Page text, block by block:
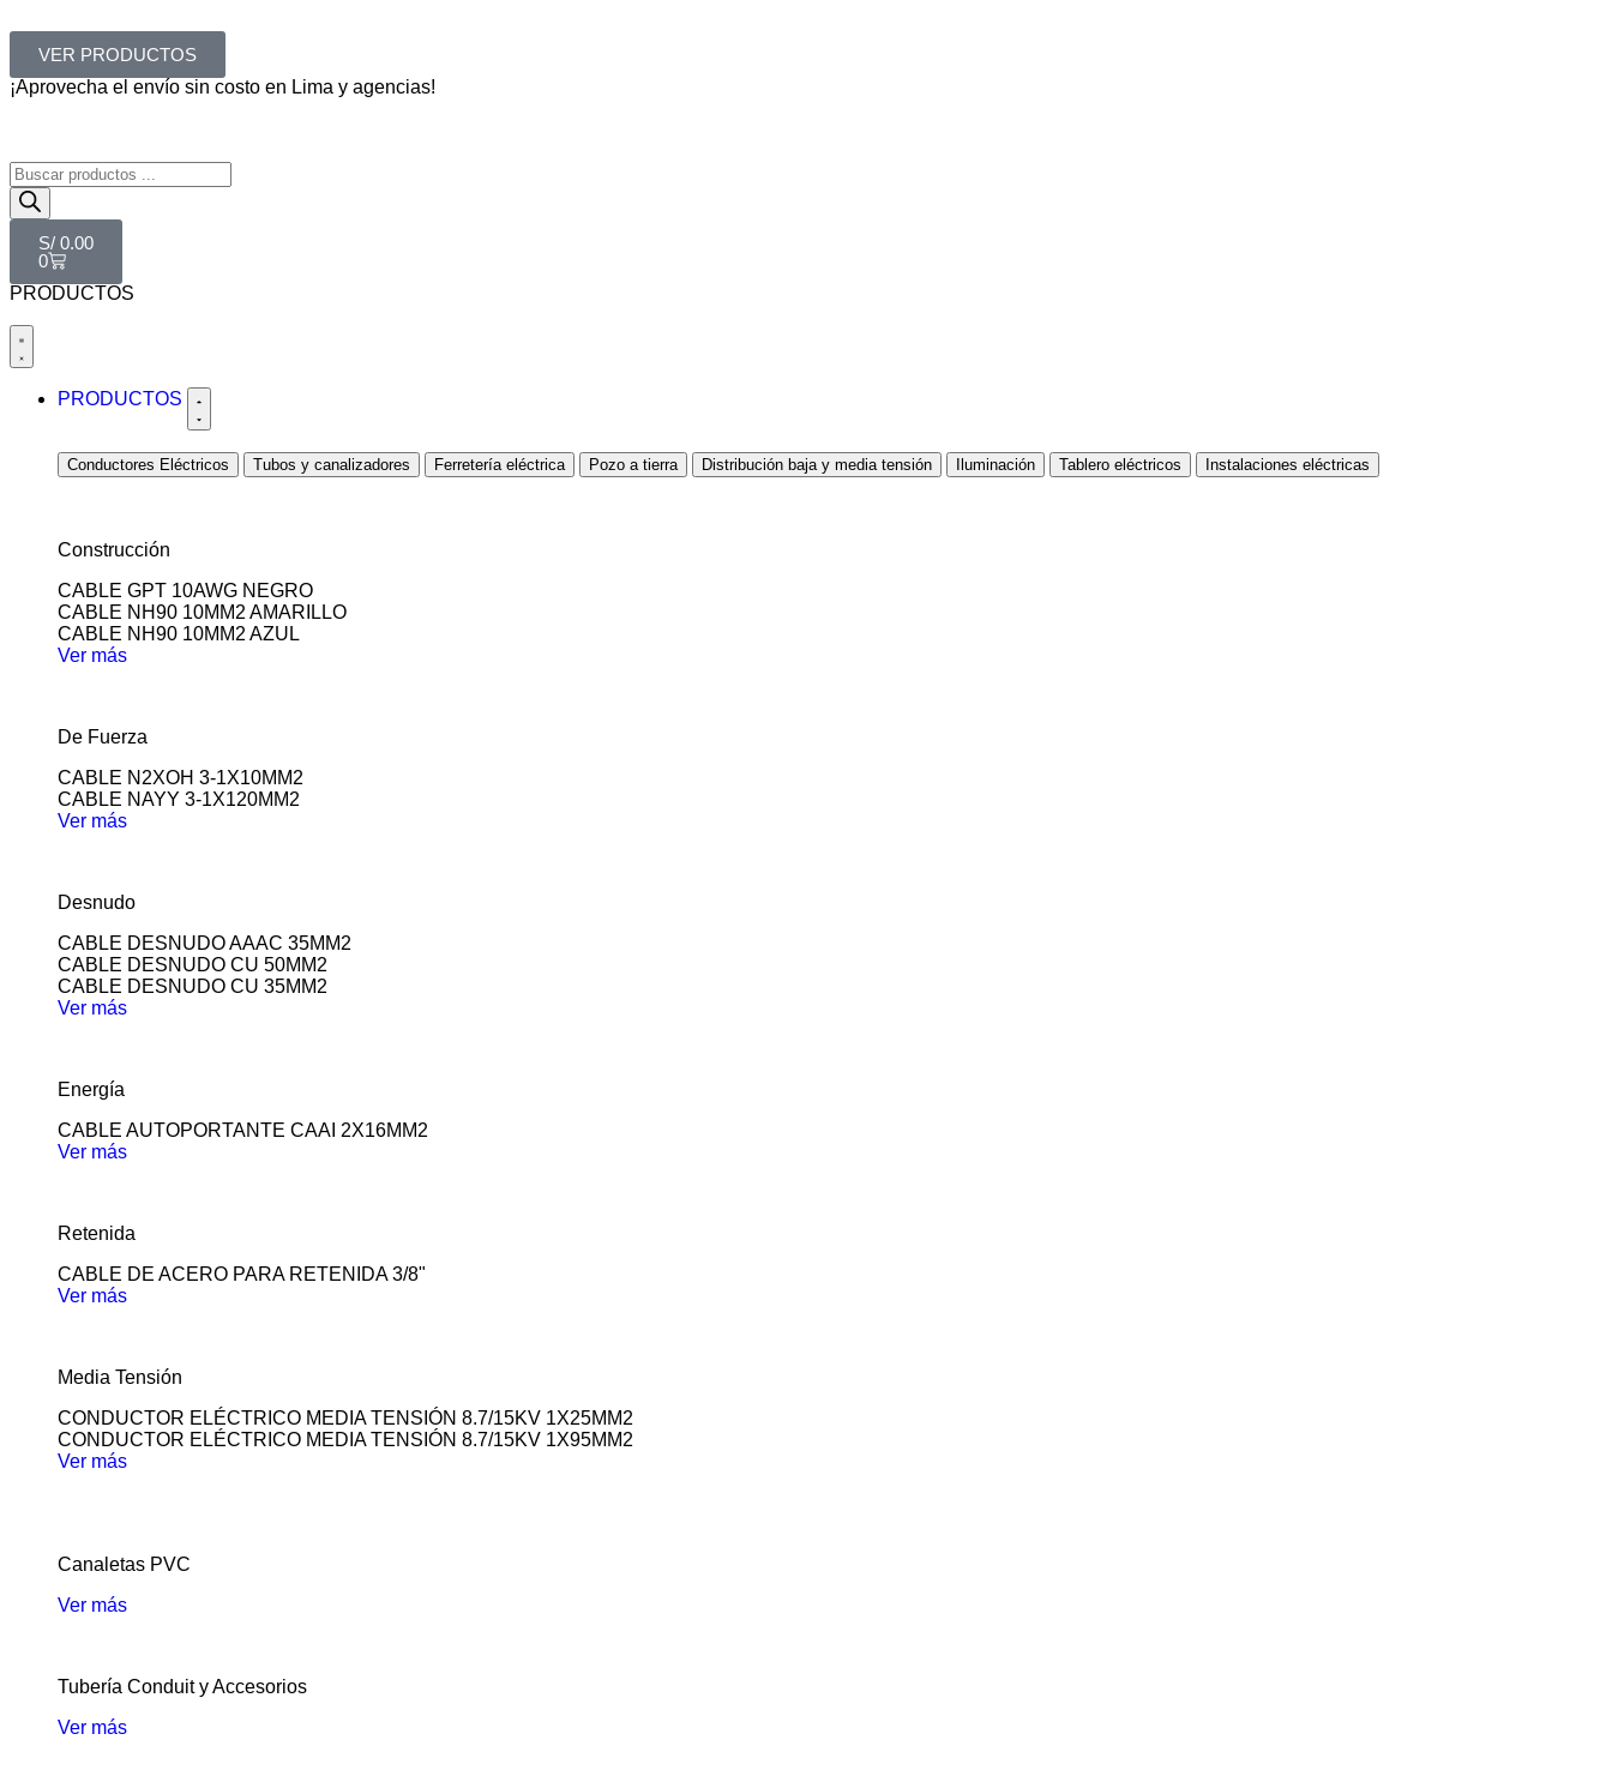
VER PRODUCTOS
¡Aprovecha el envío sin costo en Lima y agencias!
S/ 0.00
0
PRODUCTOS
PRODUCTOS
Conductores Eléctricos Tubos y canalizadores Ferretería eléctrica Pozo a tierra Distribución baja y media tensión Iluminación Tablero eléctricos Instalaciones eléctricas
Construcción
CABLE GPT 10AWG NEGRO
CABLE NH90 10MM2 AMARILLO
CABLE NH90 10MM2 AZUL
Ver más
De Fuerza
CABLE N2XOH 3-1X10MM2
CABLE NAYY 3-1X120MM2
Ver más
Desnudo
CABLE DESNUDO AAAC 35MM2
CABLE DESNUDO CU 50MM2
CABLE DESNUDO CU 35MM2
Ver más
Energía
CABLE AUTOPORTANTE CAAI 2X16MM2
Ver más
Retenida
CABLE DE ACERO PARA RETENIDA 3/8"
Ver más
Media Tensión
CONDUCTOR ELÉCTRICO MEDIA TENSIÓN 8.7/15KV 1X25MM2
CONDUCTOR ELÉCTRICO MEDIA TENSIÓN 8.7/15KV 1X95MM2
Ver más
Canaletas PVC
Ver más
Tubería Conduit y Accesorios
Ver más